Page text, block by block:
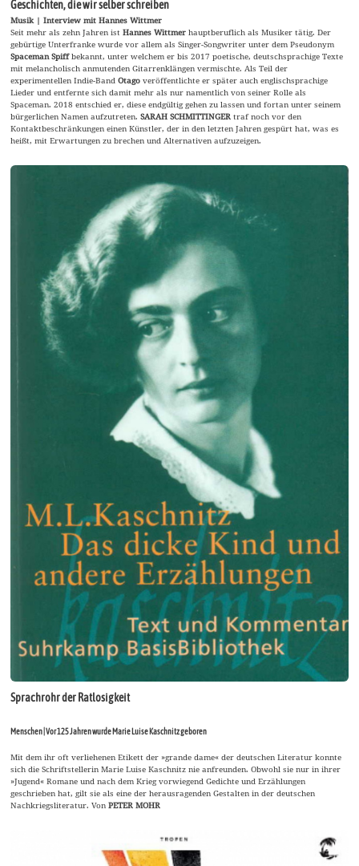
Geschichten, die wir selber schreiben
Musik | Interview mit Hannes Wittmer
Seit mehr als zehn Jahren istHannes Wittmer hauptberuflich als Musiker tätig. Der
gebürtige Unterfranke wurde vor allem als Singer-Songwriter unter dem Pseudonym
Spaceman Spiffbekannt, unter welchem er bis 2017 poetische, deutschsprachige Texte
mit melancholisch anmutenden Gitarrenklängen vermischte. Als Teil der
experimentellen Indie-BandOtagoveröffentlichte er später auch englischsprachige
Lieder und entfernte sich damit mehr als nur namentlich von seiner Rolle als
Spaceman. 2018 entschied er, diese endgültig gehen zu lassen und fortan unter seinem
bürgerlichen Namen aufzutreten.SARAH SCHMITTINGERtraf noch vor den
Kontaktbeschränkungen einen Künstler, der in den letzten Jahren gespürt hat, was es
heißt, mit Erwartungen zu brechen und Alternativen aufzuzeigen.
Sprachrohr der Ratlosigkeit
Menschen | Vor 125 Jahren wurde Marie Luise Kaschnitz geboren
Mit dem ihr oft verliehenen Etikett der »grande dame« der deutschen Literatur konnte
sich die Schriftstellerin Marie Luise Kaschnitz nie anfreunden. Obwohl sie nur in ihrer
»Jugend« Romane und nach dem Krieg vorwiegend Gedichte und Erzählungen
geschrieben hat, gilt sie als eine der herausragenden Gestalten in der deutschen
Nachkriegsliteratur. VonPETER MOHR